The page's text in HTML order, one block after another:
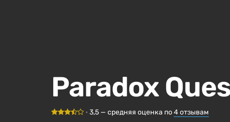
Paradox
• 3,5 — средняя оценка по4отзывам